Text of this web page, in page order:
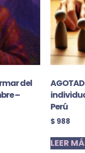
del
–
Perú
$988
LEER